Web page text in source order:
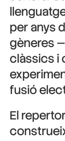
per anys
gèneres
clàssics i
fusió
El